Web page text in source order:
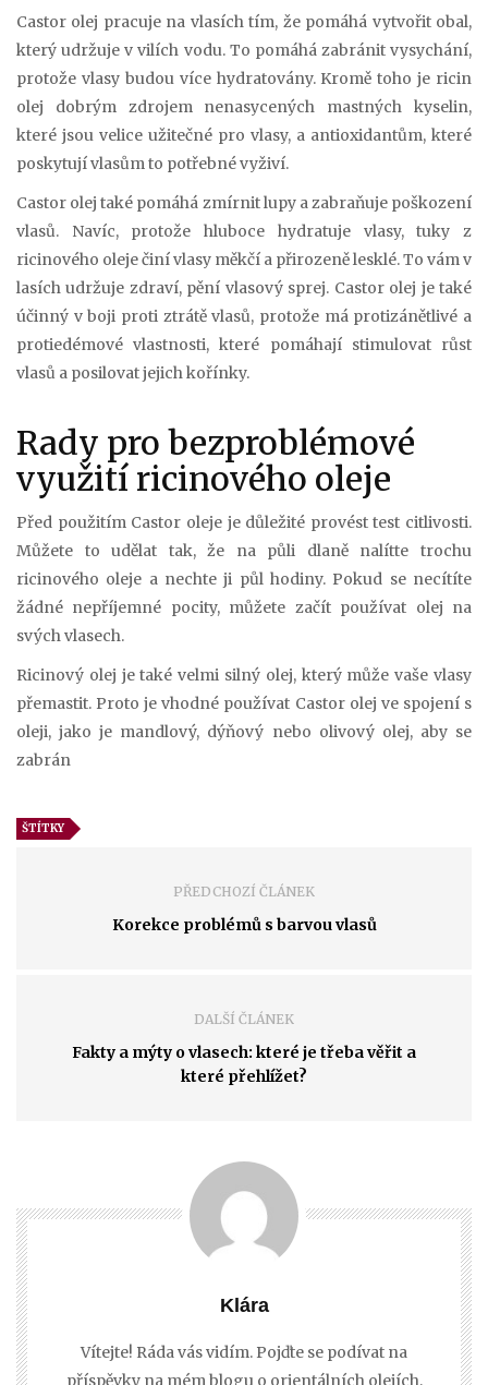
Castor olej pracuje na vlasích tím, že pomáhá vytvořit obal,
který udržuje v vilích vodu. To pomáhá zabránit vysychání,
protože vlasy budou více hydratovány. Kromě toho je ricin
olej dobrým zdrojem nenasycených mastných kyselin,
které jsou velice užitečné pro vlasy, a antioxidantům, které
poskytují vlasům to potřebné vyživí.
Castor olej také pomáhá zmírnit lupy a zabraňuje poškození
vlasů. Navíc, protože hluboce hydratuje vlasy, tuky z
ricinového oleje činí vlasy měkčí a přirozeně lesklé. To vám v
lasích udržuje zdraví, pění vlasový sprej. Castor olej je také
účinný v boji proti ztrátě vlasů, protože má protizánětlivé a
protiedémové vlastnosti, které pomáhají stimulovat růst
vlasů a posilovat jejich kořínky.
Rady pro bezproblémové
využití ricinového oleje
Před použitím Castor oleje je důležité provést test citlivosti.
Můžete to udělat tak, že na půli dlaně nalítte trochu
ricinového oleje a nechte ji půl hodiny. Pokud se necítíte
žádné nepříjemné pocity, můžete začít používat olej na
svých vlasech.
Ricinový olej je také velmi silný olej, který může vaše vlasy
přemastit. Proto je vhodné používat Castor olej ve spojení s
oleji, jako je mandlový, dýňový nebo olivový olej, aby se
zabrán
ŠTÍTKY
PŘEDCHOZÍ ČLÁNEK
Korekce problémů s barvou vlasů
DALŠÍ ČLÁNEK
Fakty a mýty o vlasech: které je třeba věřit a
které přehlížet?
Klára
Vítejte! Ráda vás vidím. Pojďte se podívat na
příspěvky na mém blogu o orientálních olejích,